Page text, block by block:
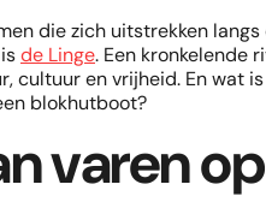
4 7
10 11 12 13 14
17 18 19
25 26 27 28 29
die zich uitstrekken
de Linge. Een kronkelende
cultuur en vrijheid. En wat
blokhutboot?
varen